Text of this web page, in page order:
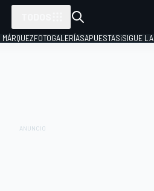
MÁRQUEZFOTOGALERÍASAPUESTAS¡SIGUE